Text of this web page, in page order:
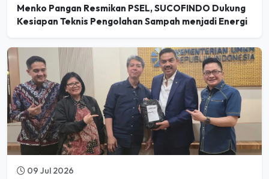
Menko Pangan Resmikan PSEL, SUCOFINDO Dukung
Kesiapan Teknis Pengolahan Sampah menjadi Energi
09 Jul 2026